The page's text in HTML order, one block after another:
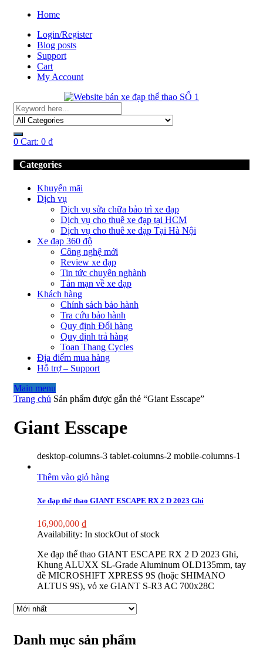
Home
Login/Register
Blog posts
Support
Cart
My Account
0 Cart: 0 ₫
Categories
Khuyến mãi
Dịch vụ
Dịch vụ sửa chữa bảo trì xe đạp
Dịch vụ cho thuê xe đạp tại HCM
Dịch vụ cho thuê xe đạp Tại Hà Nội
Xe đạp 360 độ
Công nghệ mới
Review xe đạp
Tin tức chuyên nghành
Tản mạn về xe đạp
Khách hàng
Chính sách bảo hành
Tra cứu bảo hành
Quy định Đổi hàng
Quy định trả hàng
Toan Thang Cycles
Địa điểm mua hàng
Hỗ trợ – Support
Main menu
Trang chủ Sản phẩm được gắn thẻ “Giant Esscape”
Giant Esscape
desktop-columns-3 tablet-columns-2 mobile-columns-1
Thêm vào giỏ hàng
Xe đạp thể thao GIANT ESCAPE RX 2 D 2023 Ghi
16,900,000 ₫
Availability: In stockOut of stock
Xe đạp thể thao GIANT ESCAPE RX 2 D 2023 Ghi,
Khung ALUXX SL-Grade Aluminum OLD135mm, tay
đề MICROSHIFT XPRESS 9S (hoặc SHIMANO
ALTUS 9S), vỏ xe GIANT S-R3 AC 700x28C
Danh mục sản phẩm